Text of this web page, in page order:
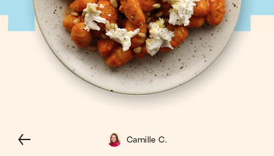
Camille C.